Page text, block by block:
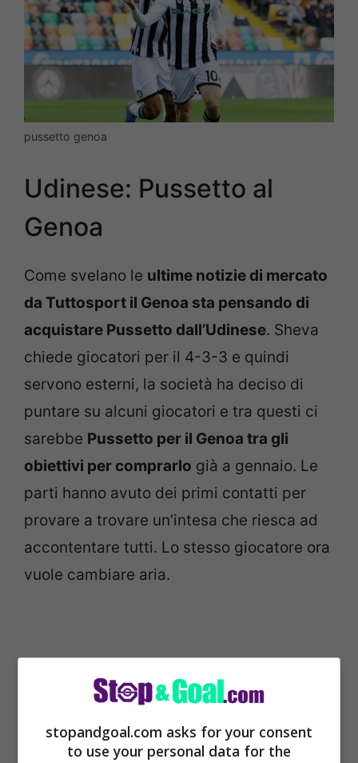
pussetto genoa
Udinese: Pussetto al
Genoa
Come svelano le ultime notizie di mercato
da Tuttosport il Genoa sta pensando di
acquistare Pussetto dall’Udinese. Sheva
chiede giocatori per il 4-3-3 e quindi
servono esterni, la società ha deciso di
puntare su alcuni giocatori e tra questi ci
sarebbe Pussetto per il Genoa tra gli
obiettivi per comprarlo già a gennaio. Le
parti hanno avuto dei primi contatti per
provare a trovare un’intesa che riesca ad
accontentare tutti. Lo stesso giocatore ora
vuole cambiare aria.
stopandgoal.com asks for your consent
to use your personal data for the